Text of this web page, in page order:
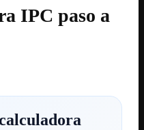
IPC paso a